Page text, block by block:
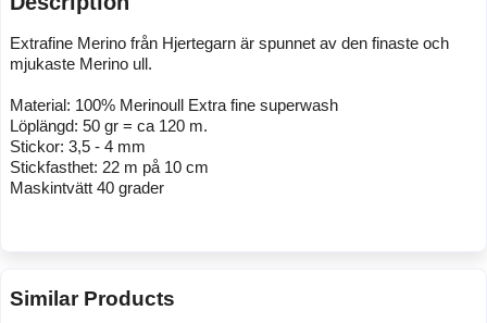
Extrafine Merino från Hjertegarn är spunnet av den finaste och
mjukaste Merino ull.
Material: 100% Merinoull Extra fine superwash
Löplängd: 50 gr = ca 120 m.
Stickor: 3,5 - 4 mm
Stickfasthet: 22 m på 10 cm
Maskintvätt 40 grader
Similar Products